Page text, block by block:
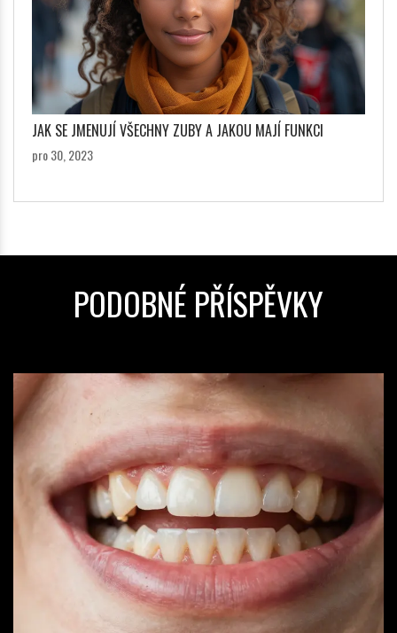
JAK SE JMENUJÍ VŠECHNY ZUBY A JAKOU MAJÍ FUNKCI
pro 30, 2023
PODOBNÉ PŘÍSPĚVKY